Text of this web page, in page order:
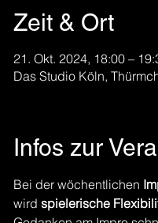
Zeit & Ort
21. Okt. 2024, 18:00 –
Das Studio Köln,
Infos zur
Bei der wöchentlichen
wird spielerische